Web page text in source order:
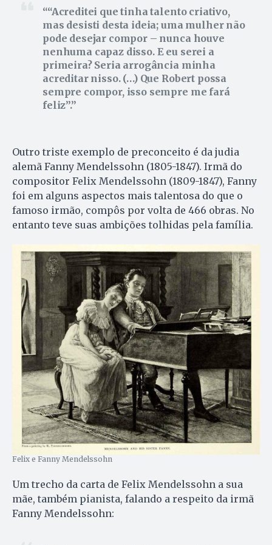
“Acreditei que tinha talento criativo,
mas desisti desta ideia; uma mulher não
pode desejar compor – nunca houve
nenhuma capaz disso. E eu serei a
primeira? Seria arrogância minha
acreditar nisso. (…) Que Robert possa
sempre compor, isso sempre me fará
feliz”.
Outro triste exemplo de preconceito é da judia
alemã Fanny Mendelssohn (1805-1847). Irmã do
compositor Felix Mendelssohn (1809-1847), Fanny
foi em alguns aspectos mais talentosa do que o
famoso irmão, compôs por volta de 466 obras. No
entanto teve suas ambições tolhidas pela família.
Felix e Fanny Mendelssohn
Um trecho da carta de Felix Mendelssohn a sua
mãe, também pianista, falando a respeito da irmã
Fanny Mendelssohn: